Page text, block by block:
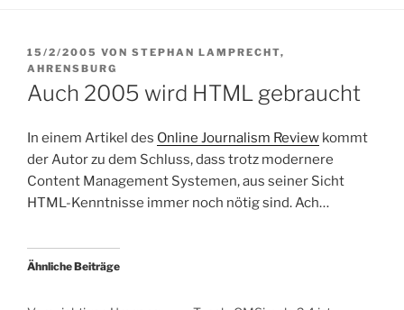
VERÖFFENTLICHT
AM
15/2/2005 VON STEPHAN LAMPRECHT,
AHRENSBURG
Auch 2005 wird HTML gebraucht
In einem Artikel des Online Journalism Review kommt
der Autor zu dem Schluss, dass trotz modernere
Content Management Systemen, aus seiner Sicht
HTML-Kenntnisse immer noch nötig sind. Ach…
Ähnliche Beiträge